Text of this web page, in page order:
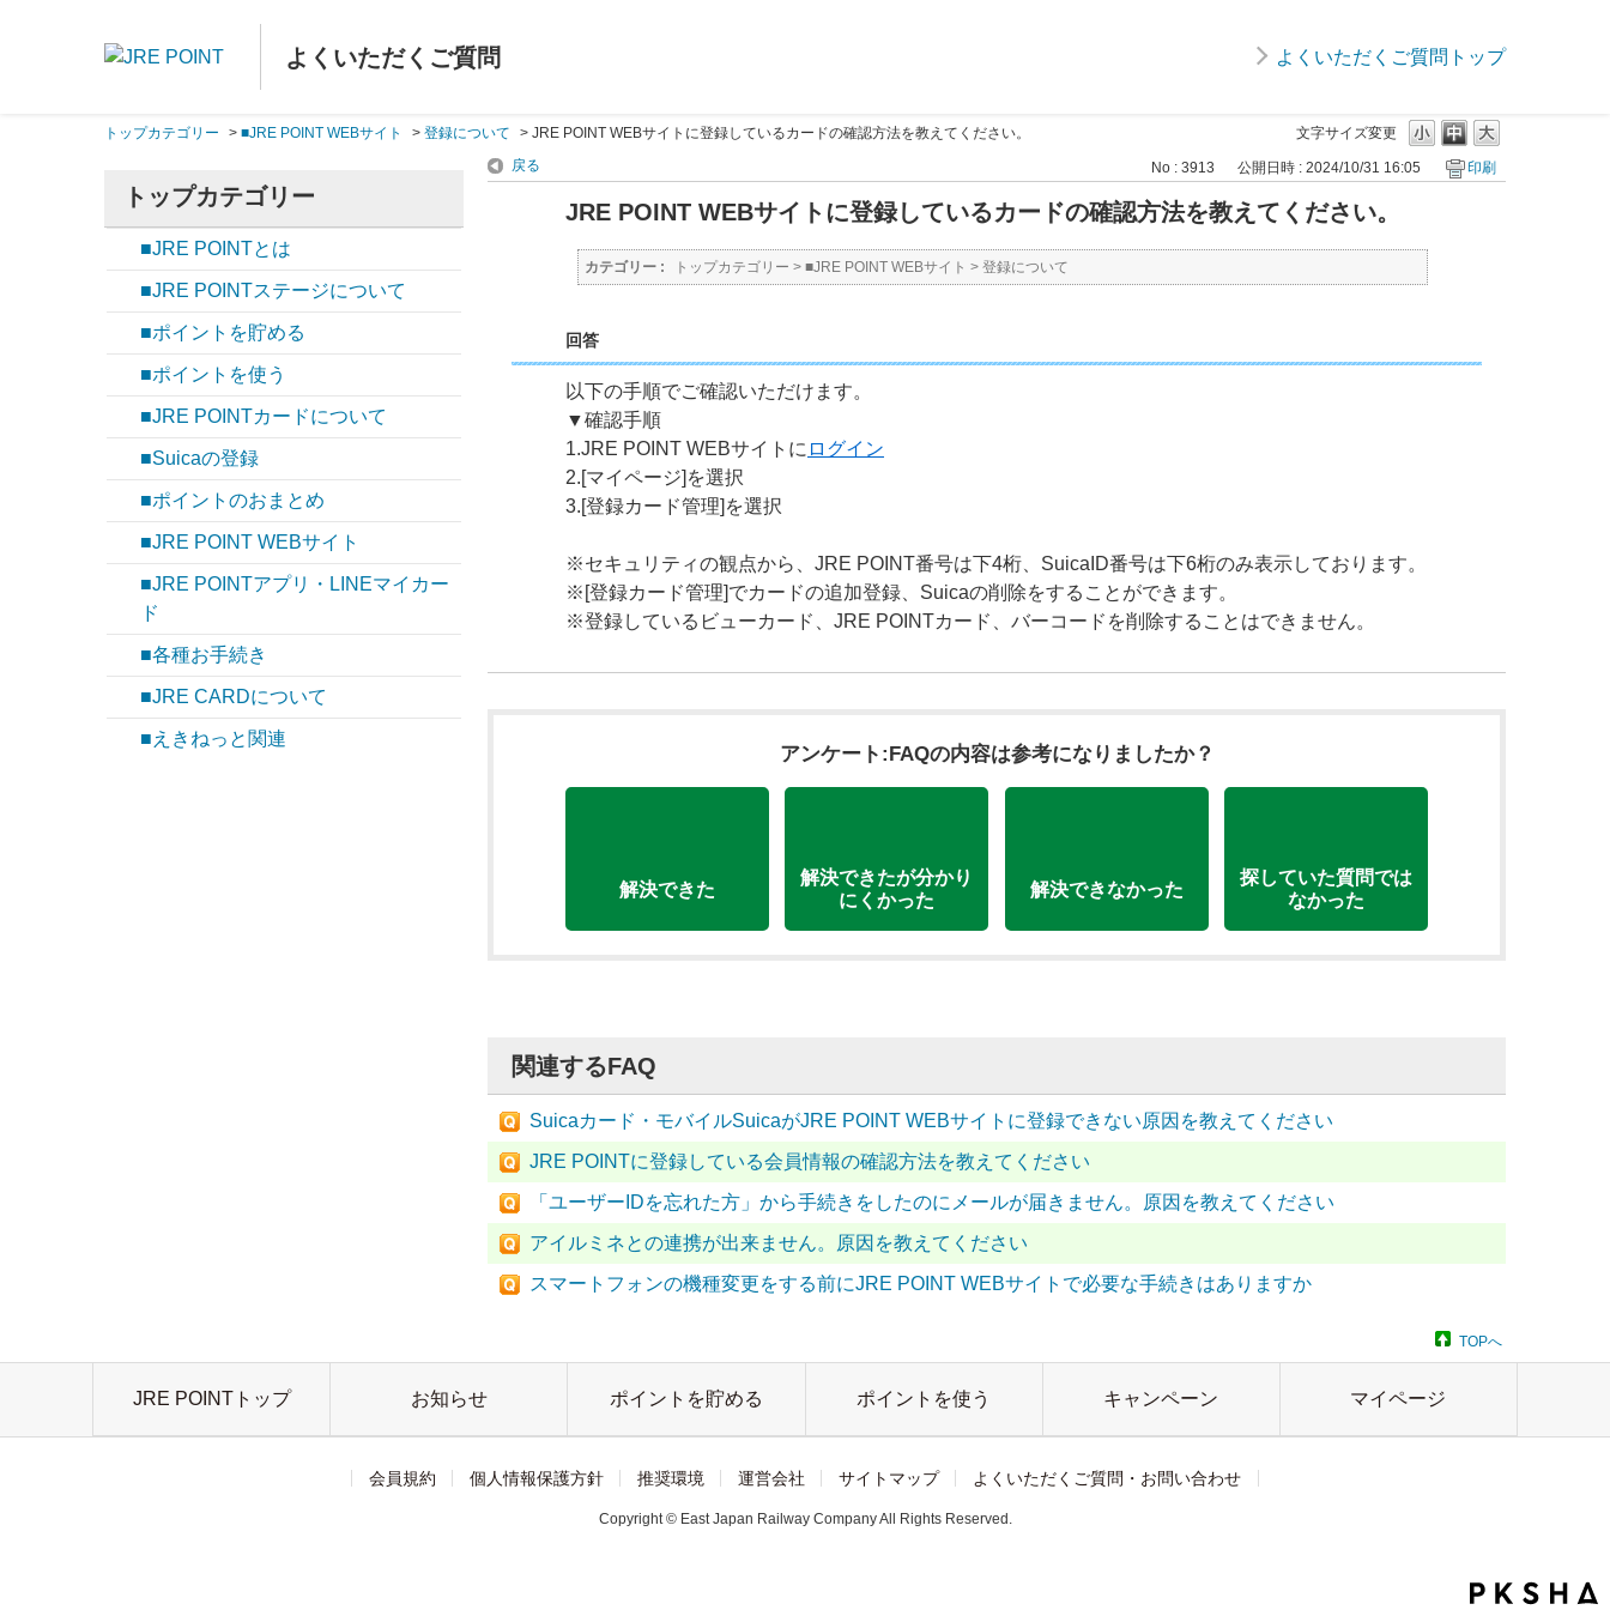
よくいただくご質問 よくいただくご質問トップ
文字サイズ変更
トップカテゴリー > ■JRE POINT WEBサイト > 登録について > JRE POINT WEBサイトに登録しているカードの確認方法を教えてください。
トップカテゴリー
■JRE POINTとは
■JRE POINTステージについて
■ポイントを貯める
■ポイントを使う
■JRE POINTカードについて
■Suicaの登録
■ポイントのおまとめ
■JRE POINT WEBサイト
■JRE POINTアプリ・LINEマイカー
ド
■各種お手続き
■JRE CARDについて
■えきねっと関連
戻る No : 3913 公開日時 : 2024/10/31 16:05 印刷
JRE POINT WEBサイトに登録しているカードの確認方法を教えてください。
カテゴリー : トップカテゴリー > ■JRE POINT WEBサイト > 登録について
回答
以下の手順でご確認いただけます。
▼確認手順
1.JRE POINT WEBサイトに ログイン
2.[マイページ]を選択
3.[登録カード管理]を選択
※セキュリティの観点から、JRE POINT番号は下4桁、SuicaID番号は下6桁のみ表示しております。
※[登録カード管理]でカードの追加登録、Suicaの削除をすることができます。
※登録しているビューカード、JRE POINTカード、バーコードを削除することはできません。
アンケート:FAQの内容は参考になりましたか？
解決できた
解決できたが分かり
にくかった
解決できなかった
探していた質問では
なかった
関連するFAQ
Suicaカード・モバイルSuicaがJRE POINT WEBサイトに登録できない原因を教えてください
JRE POINTに登録している会員情報の確認方法を教えてください
「ユーザーIDを忘れた方」から手続きをしたのにメールが届きません。原因を教えてください
アイルミネとの連携が出来ません。原因を教えてください
スマートフォンの機種変更をする前にJRE POINT WEBサイトで必要な手続きはありますか
TOPへ
JRE POINTトップ お知らせ ポイントを貯める ポイントを使う キャンペーン マイページ
会員規約 個人情報保護方針 推奨環境 運営会社 サイトマップ よくいただくご質問・お問い合わせ
Copyright © East Japan Railway Company All Rights Reserved.